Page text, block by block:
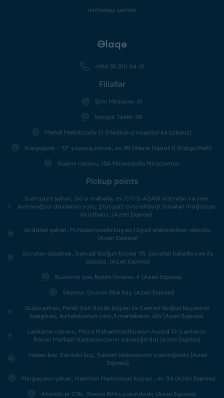
İstifadəçi şərtləri
Əlaqə
+994 55 310 04 10
Filiallar
Şirin Mirzəyev 61
İsmayıl Talıblı 38
Mehdi Mehdizadə 21 (Mediland Hospital ilə üzbəüz)
Kargopark - "D" yaşayış sahəsi, ev 9B (Xəzər İnşaat 1) (Kargo Park)
Nəsimi rayonu, 15A Mirəsədulla Mirqasımov
Pickup points
Sumqayıt şəhəri, 36 cı məhəllə, ev 7/11-5. ASAN xidmətin və yeni
Avtovağzal dairəsinin yanı, Ştutqart avto ehtiyat hissələri mağazası
ilə üzbəüz. (Azeri Express)
Xırdalan şəhəri, M.Hüseynzadə küçəsi 1.İrşad elektroniksin altında.
(Azeri Express)
Şüvəlan qəsəbəsi, Səməd Vurğun küçəsi 115. Şüvəlan bələdiyyəsi ilə
üzbəüz. (Azeri Express)
Buzovna qəs. Rasim İmanov 4 (Azeri Express)
Seymur Orucov 58A küç (Azeri Express)
Quba şəhəri, Fətəli Xan Xoyski küçəsi ilə Səməd Vurğun küçəsinin
kəsişməsi, Aztelekomun yanı,5 mərtəbənin altı (Azeri Express)
Lənkəran rayonu, Mirzə Məhəmmədhüseyn Axund 13 (Lənkəran
Rayon Mərkəzi Xəstəxanasının yaxınlığında) (Azeri Express)
Həsən bəy Zərdabi küç. Sənəm restoranının yaxınlığında (Azeri
Express)
Mingəçevir şəhəri, Nəriman Nərimanov küçəsi , ev 34 (Azeri Express)
Atatürk pr 211b, Gəncə RİHın yanındadır (Azeri Express)